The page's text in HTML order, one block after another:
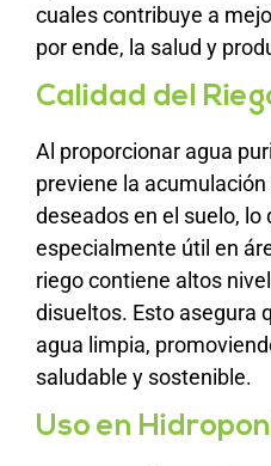
cuales contribuye a
por ende, la salud y
Calidad del
Al proporcionar agua
previene la
deseados en el suelo, lo
especialmente útil en
riego contiene altos
disueltos. Esto asegura
agua limpia,
saludable y sostenible.
Uso en